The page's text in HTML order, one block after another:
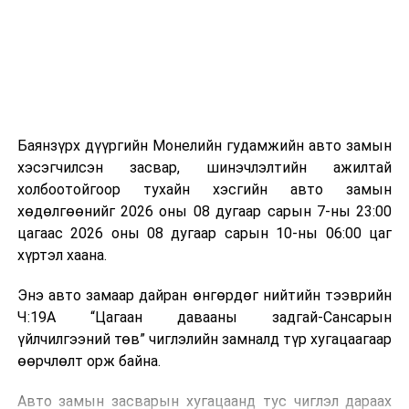
болон дулааны эрчим хүч үйлдвэрлэхэд ашиглаж
болдог. Зарим технологийн хувьд шаталтын дараа
үлдэх үнснээс фосфор зэрэг ашигт эрдсийг сэргээн
авах боломжтой аж.
байна. Тухайлбал, Германд лаг шатаах үйлдвэрээс
гарсан үнснээс фосфор сэргээн авах технологи
ашигладаг бол Нидерландад төвлөрсөн лаг
боловсруулах үйлдвэрүүдээр дулаан, цахилгаан
Баянзүрх дүүргийн Монелийн гудамжийн авто замын
хэсэгчилсэн засвар, шинэчлэлтийн ажилтай
холбоотойгоор тухайн хэсгийн авто замын
хөдөлгөөнийг 2026 оны 08 дугаар сарын 7-ны 23:00
цагаас 2026 оны 08 дугаар сарын 10-ны 06:00 цаг
хүртэл хаана.
Энэ авто замаар дайран өнгөрдөг нийтийн тээврийн
Ч:19А “Цагаан давааны задгай-Сансарын
үйлчилгээний төв” чиглэлийн замналд түр хугацаагаар
өөрчлөлт орж байна.
Авто замын засварын хугацаанд тус чиглэл дараах